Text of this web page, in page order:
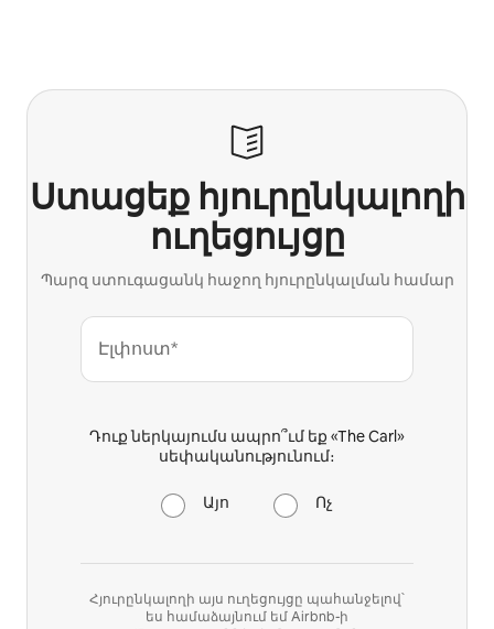
Ստացեք հյուրընկալողի
ուղեցույցը
Պարզ ստուգացանկ հաջող հյուրընկալման համար
Էլփոստ*
Դուք ներկայումս ապրո՞ւմ եք «The Carl»
սեփականությունում։
Այո Ոչ
Հյուրընկալողի այս ուղեցույցը պահանջելով՝
ես համաձայնում եմ Airbnb-ի